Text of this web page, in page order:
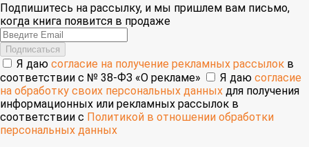
Подпишитесь на рассылку, и мы пришлем вам письмо,
когда книга появится в продаже
Email
Подписаться
Я даю согласие на получение рекламных рассылок в
соответствии с № 38-ФЗ «О рекламе»
Я даю согласие
на обработку своих персональных данных для получения
информационных или рекламных рассылок в
соответствии с Политикой в отношении обработки
персональных данных